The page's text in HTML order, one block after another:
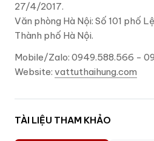
27/4/2017.
Văn phòng Hà Nội: Số 101 phố
Thành phố Hà Nội.
Mobile/Zalo: 0949.588.566 -
Website: vattuthaihung.com
TÀI LIỆU THAM KHẢO